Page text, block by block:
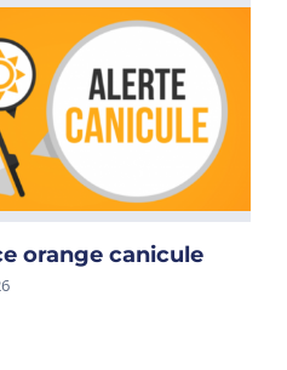
orange canicule